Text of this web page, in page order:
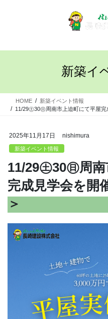
新築イ
HOME
新築イベント情報
11/29㊏30㊐周南市上迫町にて平屋
2025年11月17日 nishimura
新築イベント情報
11/29㊏30㊐周
完成見学会を開
＞